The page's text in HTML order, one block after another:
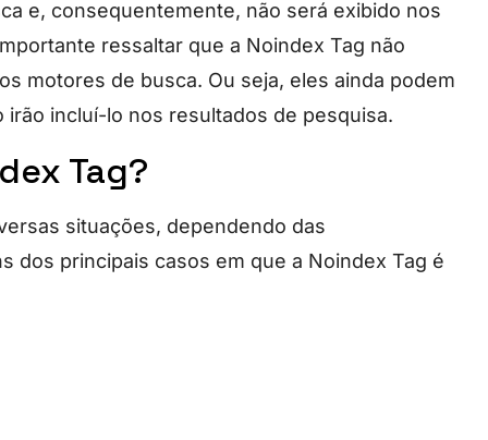
e, consequentemente, não será exibido nos
ressaltar que a Noindex Tag não
motores de busca. Ou seja, eles ainda podem
incluí-lo nos resultados de pesquisa.
Tag?
situações, dependendo das
dos principais casos em que a Noindex Tag é